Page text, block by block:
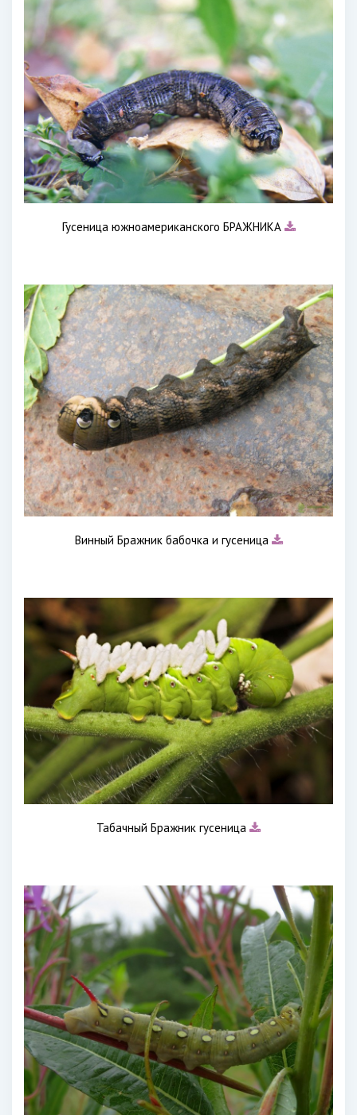
Гусеница южноамериканского БРАЖНИКА
Винный Бражник бабочка и гусеница
Табачный Бражник гусеница